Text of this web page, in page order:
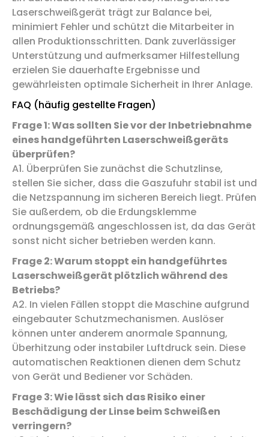
Laserschweißgerät trägt zur Balance bei,
minimiert Fehler und schützt die Mitarbeiter in
allen Produktionsschritten. Dank zuverlässiger
Unterstützung und aufmerksamer Hilfestellung
erzielen Sie dauerhafte Ergebnisse und
gewährleisten optimale Sicherheit in Ihrer Anlage.
FAQ (häufig gestellte Fragen)
Frage 1: Was sollten Sie vor der Inbetriebnahme
eines handgeführten Laserschweißgeräts
überprüfen?
A1. Überprüfen Sie zunächst die Schutzlinse,
stellen Sie sicher, dass die Gaszufuhr stabil ist und
die Netzspannung im sicheren Bereich liegt. Prüfen
Sie außerdem, ob die Erdungsklemme
ordnungsgemäß angeschlossen ist, da das Gerät
sonst nicht sicher betrieben werden kann.
Frage 2: Warum stoppt ein handgeführtes
Laserschweißgerät plötzlich während des
Betriebs?
A2. In vielen Fällen stoppt die Maschine aufgrund
eingebauter Schutzmechanismen. Auslöser
können unter anderem anormale Spannung,
Überhitzung oder instabiler Luftdruck sein. Diese
automatischen Reaktionen dienen dem Schutz
von Gerät und Bediener vor Schäden.
Frage 3: Wie lässt sich das Risiko einer
Beschädigung der Linse beim Schweißen
verringern?